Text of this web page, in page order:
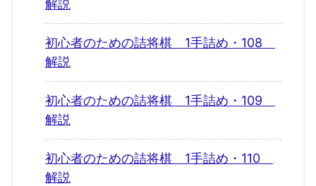
解説
初心者のための詰将棋 1手詰め・108
解説
初心者のための詰将棋 1手詰め・109
解説
初心者のための詰将棋 1手詰め・110
解説